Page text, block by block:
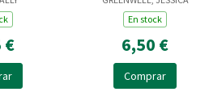
€
En stock
6,50 €
Comprar